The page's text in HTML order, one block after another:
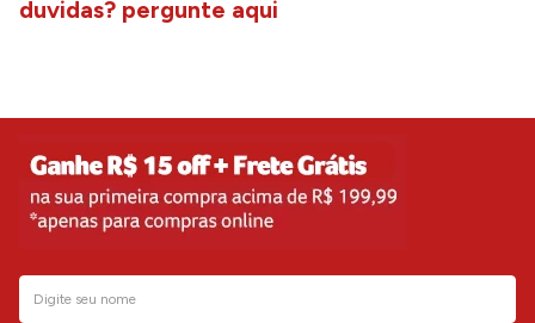
duvidas? pergunte aqui